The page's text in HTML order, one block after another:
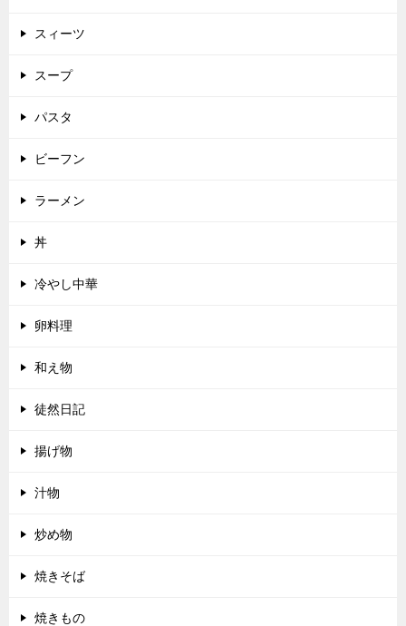
スィーツ
スープ
パスタ
ビーフン
ラーメン
丼
冷やし中華
卵料理
和え物
徒然日記
揚げ物
汁物
炒め物
焼きそば
焼きもの